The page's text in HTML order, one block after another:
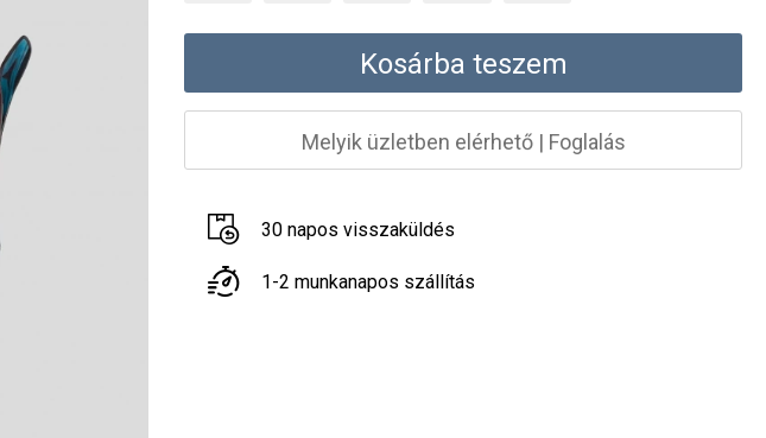
Kosárba teszem
Melyik üzletben elérhető| Foglalás
30 napos visszaküldés
1-2 munkanapos szállítás